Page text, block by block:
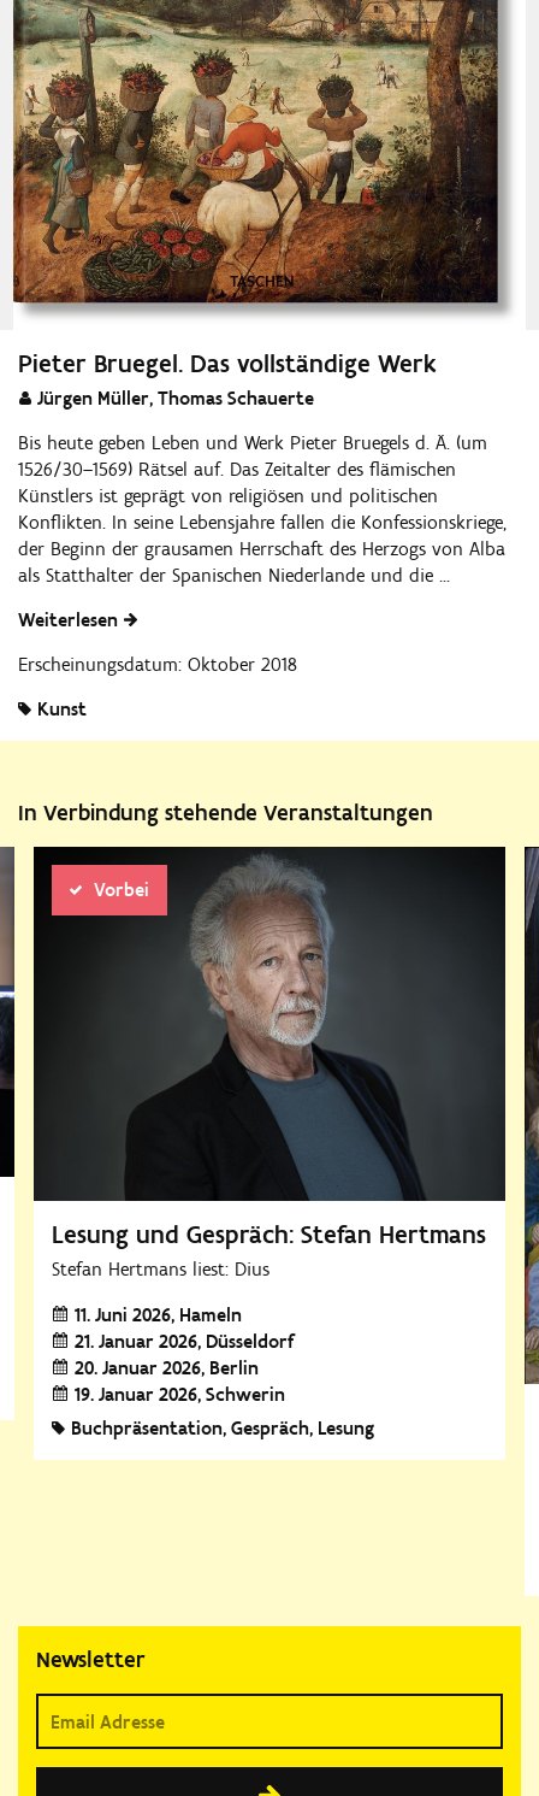
Pieter Bruegel. Das vollständige Werk
Jürgen Müller, Thomas Schauerte
Bis heute geben Leben und Werk Pieter Bruegels d. Ä. (um
1526/30–1569) Rätsel auf. Das Zeitalter des flämischen
Künstlers ist geprägt von religiösen und politischen
Konflikten. In seine Lebensjahre fallen die Konfessionskriege,
der Beginn der grausamen Herrschaft des Herzogs von Alba
als Statthalter der Spanischen Niederlande und die ...
Weiterlesen
Erscheinungsdatum: Oktober 2018
Kunst
In Verbindung stehende Veranstaltungen
Vorbei
Lesung und Gespräch: Stefan Hertmans
Stefan Hertmans liest: Dius
11. Juni 2026 Hameln
21. Januar 2026 Düsseldorf
20. Januar 2026 Berlin
19. Januar 2026 Schwerin
Buchpräsentation Gespräch Lesung
Newsletter